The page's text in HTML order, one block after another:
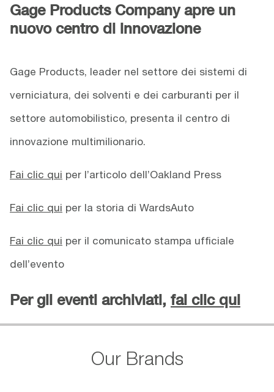
Gage Products Company apre un
nuovo centro di innovazione
Gage Products, leader nel settore dei sistemi di
verniciatura, dei solventi e dei carburanti per il
settore automobilistico, presenta il centro di
innovazione multimilionario.
Fai clic qui per l’articolo dell’Oakland Press
Fai clic qui per la storia di WardsAuto
Fai clic qui per il comunicato stampa ufficiale
dell’evento
Per gli eventi archiviati, fai clic qui
Our Brands